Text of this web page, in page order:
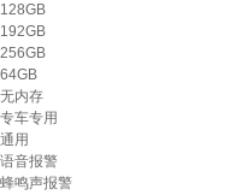
128GB
192GB
256GB
64GB
无内存
专车专用
通用
语音报警
蜂鸣声报警